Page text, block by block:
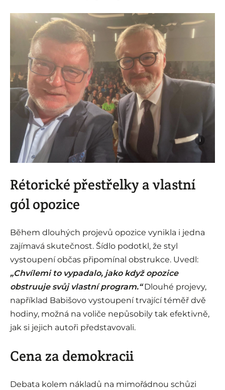
i
Rétorické přestřelky a vlastní
gól opozice
Během dlouhých projevů opozice vynikla i jedna
zajímavá skutečnost. Šídlo podotkl, že styl
vystoupení občas připomínal obstrukce. Uvedl:
„Chvílemi to vypadalo, jako když opozice
obstruuje svůj vlastní program.“Dlouhé projevy,
například Babišovo vystoupení trvající téměř dvě
hodiny, možná na voliče nepůsobily tak efektivně,
jak si jejich autoři představovali.
Cena za demokracii
Debata kolem nákladů na mimořádnou schůzi